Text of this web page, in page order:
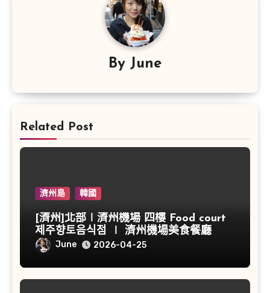
By June
Related Post
濟州島 韓國
[濟州]北部∣濟州機場 四樓 Food court
제주향토음식점 ∣ 濟州機場美食餐廳
June 2026-04-25